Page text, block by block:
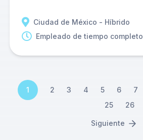
Ciudad de México - Híbrido
Empleado de tiempo completo
1 2 3 4 5 6 7
25
26
Siguiente